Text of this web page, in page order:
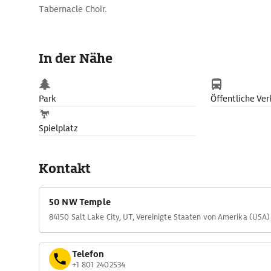
Tabernacle Choir.
In der Nähe
Park Öffentliche
Spielplatz
Kontakt
50 NW Temple
84150 Salt Lake City, UT, Vereinigte Staaten von Amerika (USA)
Telefon
+1 801 2402534